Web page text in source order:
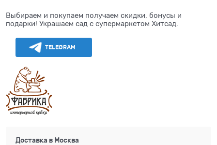
Выбираем и покупаем получаем скидки, бонусы и
подарки! Украшаем сад с супермаркетом Хитсад.
TELEGRAM
Доставка в Москва